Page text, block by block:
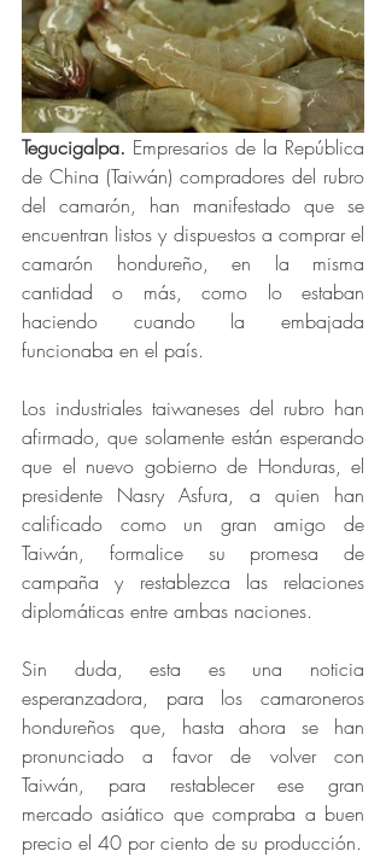
Tegucigalpa. Empresarios de la República
de China (Taiwán) compradores del rubro
del camarón, han manifestado que se
encuentran listos y dispuestos a comprar el
camarón hondureño, en la misma
cantidad o más, como lo estaban
haciendo cuando la embajada
funcionaba en el país.
Los industriales taiwaneses del rubro han
afirmado, que solamente están esperando
que el nuevo gobierno de Honduras, el
presidente Nasry Asfura, a quien han
calificado como un gran amigo de
Taiwán, formalice su promesa de
campaña y restablezca las relaciones
diplomáticas entre ambas naciones.
Sin duda, esta es una noticia
esperanzadora, para los camaroneros
hondureños que, hasta ahora se han
pronunciado a favor de volver con
Taiwán, para restablecer ese gran
mercado asiático que compraba a buen
precio el 40 por ciento de su producción.